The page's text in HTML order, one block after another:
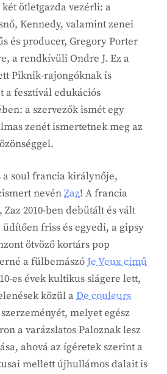
ötletgazda vezérli: a
Kennedy, valamint zenei
és producer, Gregory Porter
a rendkívüli Ondre J. Ez a
Piknik-rajongóknak is
a fesztivál edukációs
a szervezők ismét egy
zenét ismertetnek meg az
a soul francia királynője,
nevénZaz! A francia
Zaz 2010-ben debütált és vált
friss és egyedi, a gipsy
ötvöző kortárs pop
a fülbemászó Je Veux című
es évek kultikus slágere lett,
közül aDe couleurs
melyet egész
a varázslatos Paloznak lesz
ahová az ígéretek szerint a
mellett újhullámos dalait is